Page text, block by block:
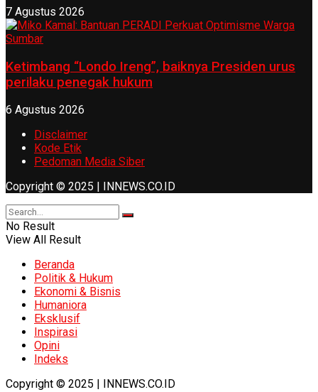
7 Agustus 2026
Ketimbang “Londo Ireng”, baiknya Presiden urus
perilaku penegak hukum
6 Agustus 2026
Disclaimer
Kode Etik
Pedoman Media Siber
Copyright © 2025 | INNEWS.CO.ID
No Result
View All Result
Beranda
Politik & Hukum
Ekonomi & Bisnis
Humaniora
Eksklusif
Inspirasi
Opini
Indeks
Copyright © 2025 | INNEWS.CO.ID